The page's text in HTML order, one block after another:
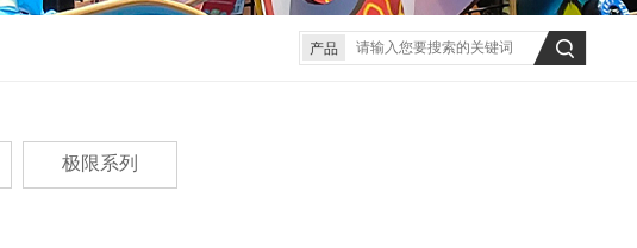
产品
极限系列